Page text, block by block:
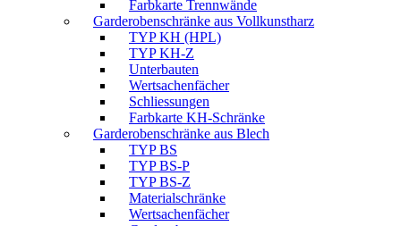
Farbkarte Trennwände
Garderobenschränke aus Vollkunstharz
TYP KH (HPL)
TYP KH-Z
Unterbauten
Wertsachenfächer
Schliessungen
Farbkarte KH-Schränke
Garderobenschränke aus Blech
TYP BS
TYP BS-P
TYP BS-Z
Materialschränke
Wertsachenfächer